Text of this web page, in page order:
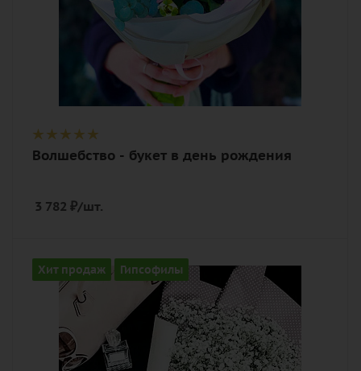
Волшебство - букет в день рождения
3 782 ₽/шт.
Хит продаж Гипсофилы
Количество
15
белый
Описание